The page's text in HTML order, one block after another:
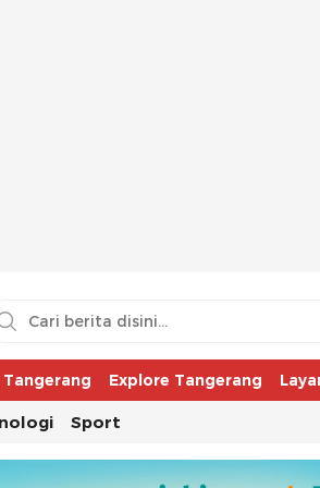
Explore Tangerang
Sport